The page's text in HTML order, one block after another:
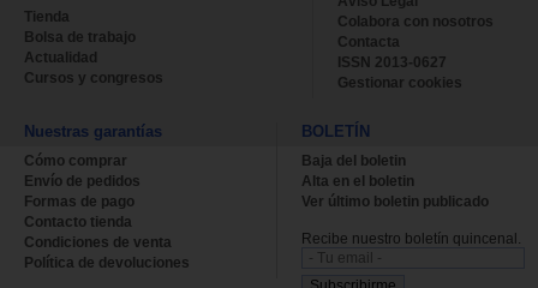
Tienda
Bolsa de trabajo
Actualidad
Cursos y congresos
Colabora con nosotros
Contacta
ISSN 2013-0627
Gestionar cookies
Nuestras garantías
Cómo comprar
Envío de pedidos
Formas de pago
Contacto tienda
Condiciones de venta
Política de devoluciones
BOLETÍN
Baja del boletin
Alta en el boletin
Ver último boletin publicado
Recibe nuestro boletín quincenal.